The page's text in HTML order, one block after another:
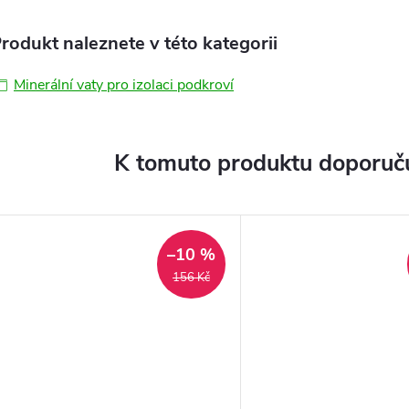
naleznete v této kategorii
Minerální vaty pro izolaci podkroví
K tomuto produktu
156 Kč
–10 %